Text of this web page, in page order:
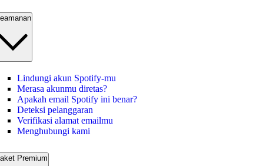
Lindungi akun Spotify-mu
Merasa akunmu diretas?
Apakah email Spotify ini benar?
Deteksi pelanggaran
Verifikasi alamat emailmu
Menghubungi kami
Premium